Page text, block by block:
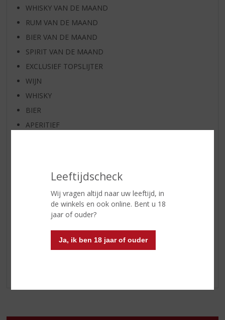
Leeftijdscheck
Wij vragen altijd naar uw leeftijd, in
de winkels en ook online. Bent u 18
jaar of ouder?
Ja, ik ben 18 jaar of ouder
WHISKY VAN DE MAAND
RUM VAN DE MAAND
BIER VAN DE MAAND
SPIRIT VAN DE MAAND
EXCLUSIEF TOPSLIJTER
WIJN
WHISKY
BIER
APERITIEF
FRISDRANK
GLASWERK
GESCHENKVERPAKKING
DIVERSEN